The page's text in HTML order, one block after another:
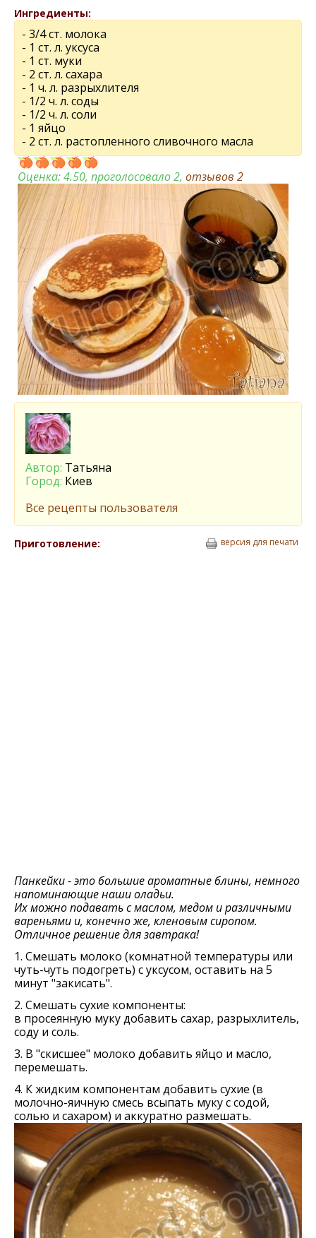
Ингредиенты:
- 3/4 ст. молока
- 1 ст. л. уксуса
- 1 ст. муки
- 2 ст. л. сахара
- 1 ч. л. разрыхлителя
- 1/2 ч. л. соды
- 1/2 ч. л. соли
- 1 яйцо
- 2 ст. л. растопленного сливочного масла
Оценка:4.50, проголосовало 2, отзывов 2
Автор: Татьяна
Город: Киев
Все рецепты пользователя
Приготовление: версия для печати
Панкейки - это большие ароматные блины, немного
напоминающие наши оладьи.
Их можно подавать с маслом, медом и различными
вареньями и, конечно же, кленовым сиропом.
Отличное решение для завтрака!
1. Смешать молоко (комнатной температуры или
чуть-чуть подогреть) с уксусом, оставить на 5
минут "закисать".
2. Смешать сухие компоненты:
в просеянную муку добавить сахар, разрыхлитель,
соду и соль.
3. В "скисшее" молоко добавить яйцо и масло,
перемешать.
4. К жидким компонентам добавить сухие (в
молочно-яичную смесь всыпать муку с содой,
солью и сахаром) и аккуратно размешать.